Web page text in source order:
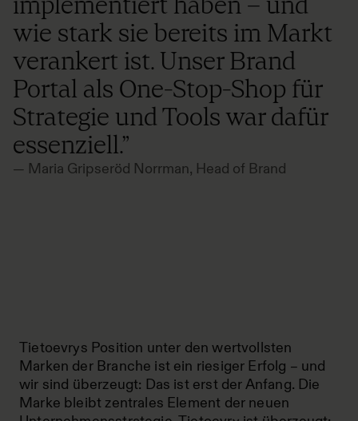
wie stark sie bereits im Markt
verankert ist. Unser Brand
Portal als One-Stop-Shop für
Strategie und Tools war dafür
essenziell.”
— Maria Gripseröd Norrman, Head of Brand
Tietoevrys Position unter den wertvollsten
Marken der Branche ist ein riesiger Erfolg – und
wir sind überzeugt: Das ist erst der Anfang. Die
Marke bleibt zentrales Element der neuen